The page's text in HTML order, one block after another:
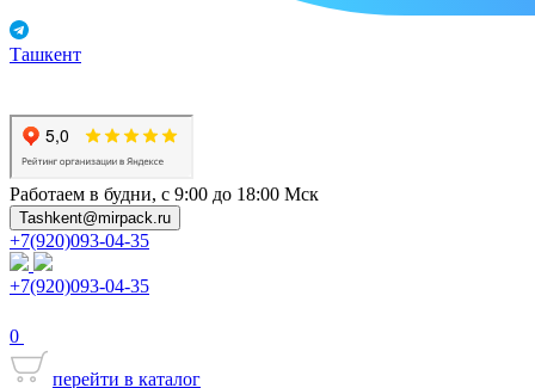
Ташкент
Работаем в будни, с 9:00 до 18:00 Мск
Tashkent@mirpack.ru
+7(920)093-04-35
+7(920)093-04-35
0
перейти в каталог